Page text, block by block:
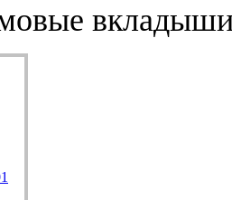
вкладыши